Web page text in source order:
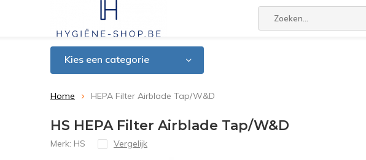
Kies een categorie
Home HEPA Filter Airblade Tap/W&D
HS HEPA Filter Airblade Tap/W&D
Merk: HS Vergelijk